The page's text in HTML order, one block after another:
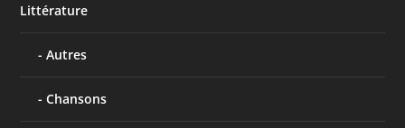
Littérature
Autres
Chansons